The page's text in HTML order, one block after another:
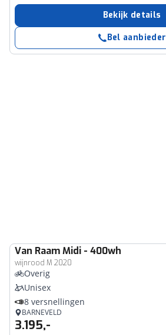
Bekijk details
Bel aanbieder
Van RaamMidi - 400wh
wijnrood M 2020
Overig
Unisex
8 versnellingen
BARNEVELD
3.195,-